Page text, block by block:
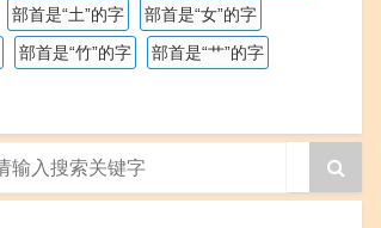
部首是“土”的字
部首是“女”的字
部首是“竹”的字
部首是“艹”的字